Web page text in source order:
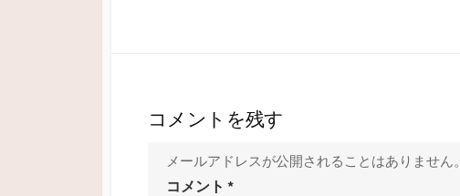
コメントを残す
メールアドレスが公開されることはありません。
コメント *